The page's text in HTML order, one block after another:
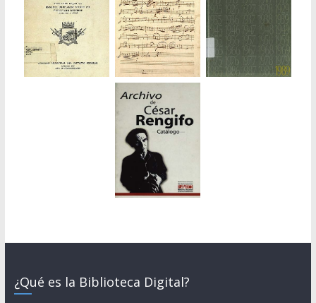
¿Qué es la Biblioteca Digital?